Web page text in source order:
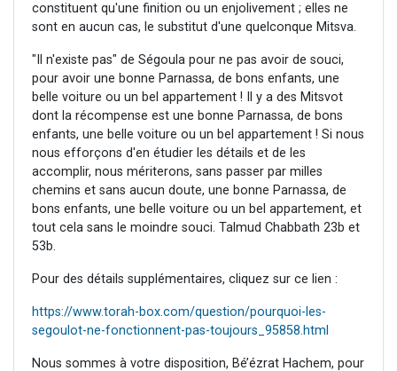
constituent qu'une finition ou un enjolivement ; elles ne
sont en aucun cas, le substitut d'une quelconque Mitsva.
"Il n'existe pas" de Ségoula pour ne pas avoir de souci,
pour avoir une bonne Parnassa, de bons enfants, une
belle voiture ou un bel appartement ! Il y a des Mitsvot
dont la récompense est une bonne Parnassa, de bons
enfants, une belle voiture ou un bel appartement ! Si nous
nous efforçons d'en étudier les détails et de les
accomplir, nous mériterons, sans passer par milles
chemins et sans aucun doute, une bonne Parnassa, de
bons enfants, une belle voiture ou un bel appartement, et
tout cela sans le moindre souci. Talmud Chabbath 23b et
53b.
Pour des détails supplémentaires, cliquez sur ce lien :
https://www.torah-box.com/question/pourquoi-les-
segoulot-ne-fonctionnent-pas-toujours_95858.html
Nous sommes à votre disposition, Bé’ézrat Hachem, pour